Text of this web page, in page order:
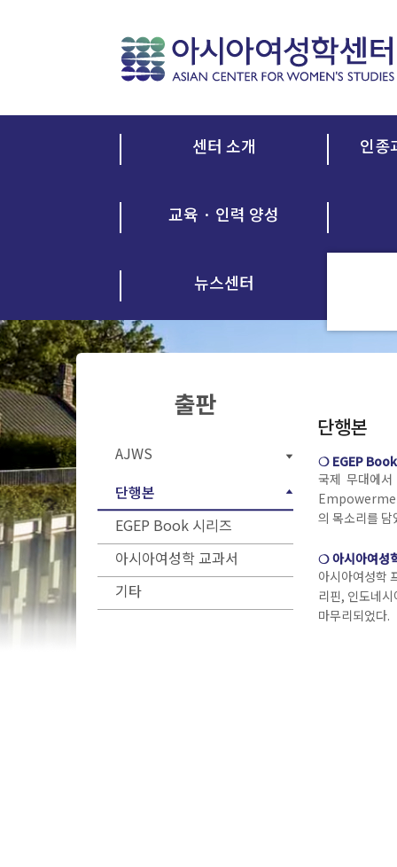
센터 소개 인종
교육 · 인력 양성
뉴스센터
AJWS
단행본
EGEP Book 시리즈
아시아여성학 교과서
기타
❍ EGEP
국제 무대에
의 목소리를 담
❍아시아여성
아시아여성학
리핀, 인도네
마무리되었다.
단행본